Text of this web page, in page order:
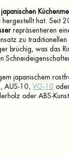
japanischen
hat. Seit
repräsentieren
zu
brüchig, was das
japanischem
AUS-10, VG-10
oder ABS-